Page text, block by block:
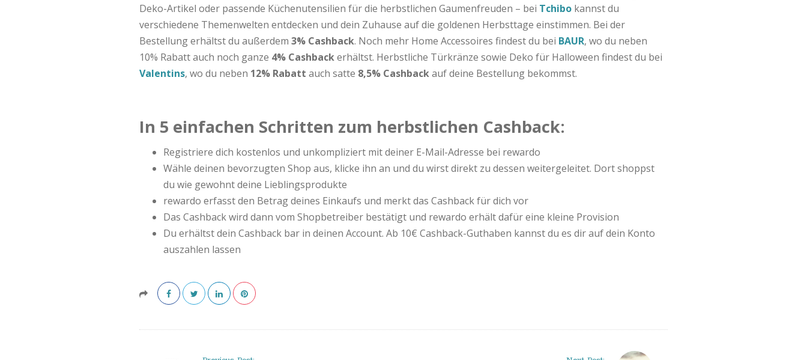
Deko-Artikel oder passende Küchenutensilien für die herbstlichen Gaumenfreuden – bei Tchibo kannst du
verschiedene Themenwelten entdecken und dein Zuhause auf die goldenen Herbsttage einstimmen. Bei der
Bestellung erhältst du außerdem 3% Cashback. Noch mehr Home Accessoires findest du bei BAUR, wo du neben
10% Rabatt auch noch ganze 4% Cashbackerhältst. Herbstliche Türkränze sowie Deko für Halloween findest du bei
Valentins, wo du neben 12% Rabatt auch satte 8,5% Cashbackauf deine Bestellung bekommst.
In 5 einfachen Schritten zum herbstlichen Cashback:
Registriere dich kostenlos und unkompliziert mit deiner E-Mail-Adresse bei rewardo
Wähle deinen bevorzugten Shop aus, klicke ihn an und du wirst direkt zu dessen weitergeleitet. Dort shoppst
du wie gewohnt deine Lieblingsprodukte
rewardo erfasst den Betrag deines Einkaufs und merkt das Cashback für dich vor
Das Cashback wird dann vom Shopbetreiber bestätigt und rewardo erhält dafür eine kleine Provision
Du erhältst dein Cashback bar in deinen Account. Ab 10€ Cashback-Guthaben kannst du es dir auf dein Konto
auszahlen lassen